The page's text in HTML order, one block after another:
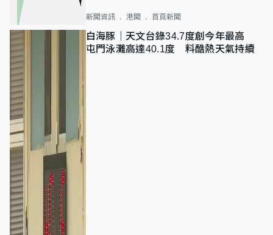
新聞資訊 港聞 首頁新聞
白海豚｜天文台錄34.7度創今年最高
屯門泳灘高達40.1度 料酷熱天氣持續